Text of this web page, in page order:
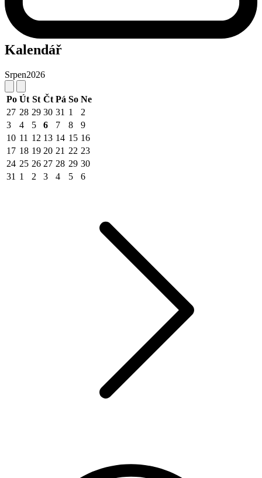
Kalendář
Srpen2026
Po Út St Čt Pá So Ne
27 28 29 30 31 1
2
3
4 5 6 7 8
9
10 11 12 13 14 15 16
17 18 19 20 21 22 23
24 25 26 27 28 29 30
31 1 2 3 4 5 6